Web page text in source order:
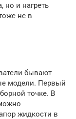
но и нагреть
не в
бывают
модели. Первый
точке. В
жидкости в